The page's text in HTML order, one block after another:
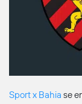
Sport x Bahia se